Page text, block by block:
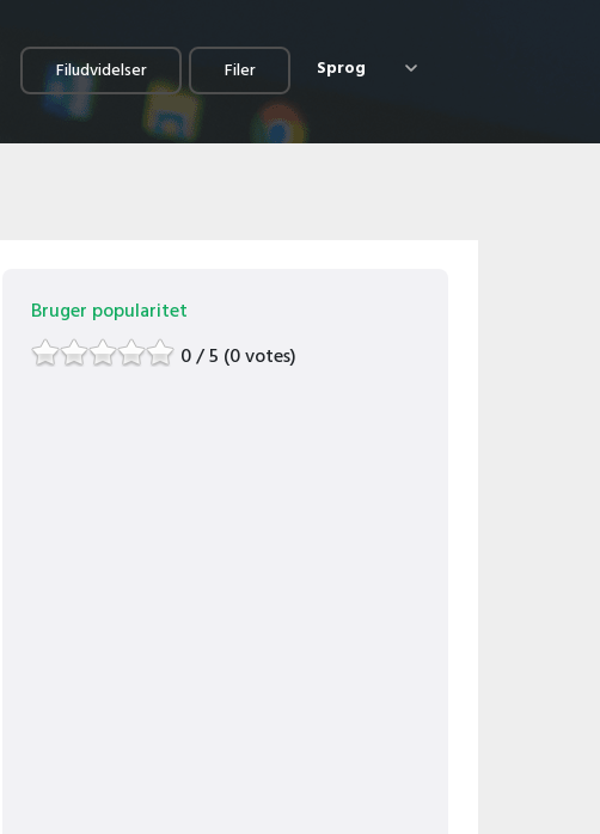
Filudvidelser Filer Sprog
Bruger popularitet
0 / 5 (0 votes)